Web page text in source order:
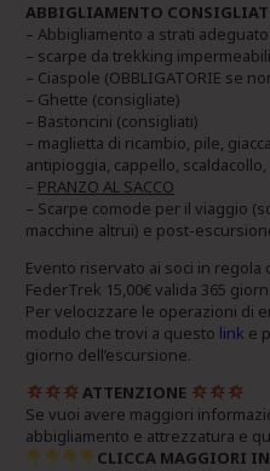
ABBIGLIAMENTO
– Abbigliamento a strati
– scarpe da trekking impermeabili
– Ciaspole (OBBLIGATORIE se
– Ghette (consigliate)
– Bastoncini (consigliati)
– maglietta di ricambio, pile,
antipioggia, cappello,
– PRANZO AL SACCO
– Scarpe comode per il viaggio
macchine altrui) e post-
Evento riservato ai soci in
FederTrek 15,00€ valida 365
Per velocizzare le operazioni di
modulo che trovi a questo link e
giorno dell’escursione.
ATTENZIONE
Se vuoi avere maggiori
abbigliamento e attrezzatura e
CLICCA MAGGIORI